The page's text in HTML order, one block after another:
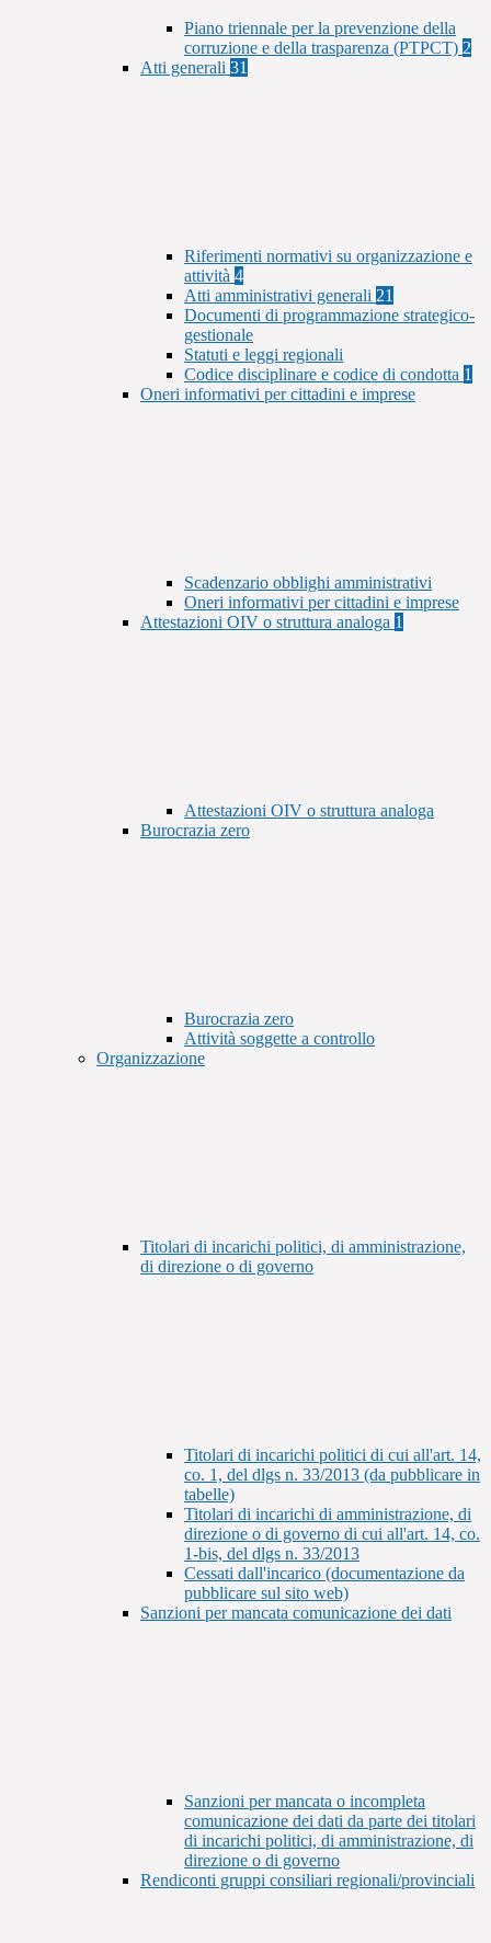
Piano triennale per la prevenzione della
corruzione e della trasparenza (PTPCT) 2
Atti generali 31
Riferimenti normativi su organizzazione e
attività 4
Atti amministrativi generali 21
Documenti di programmazione strategico-
gestionale
Statuti e leggi regionali
Codice disciplinare e codice di condotta 1
Oneri informativi per cittadini e imprese
Scadenzario obblighi amministrativi
Oneri informativi per cittadini e imprese
Attestazioni OIV o struttura analoga 1
Attestazioni OIV o struttura analoga
Burocrazia zero
Burocrazia zero
Attività soggette a controllo
Organizzazione
Titolari di incarichi politici, di amministrazione,
di direzione o di governo
Titolari di incarichi politici di cui all'art. 14,
co. 1, del dlgs n. 33/2013 (da pubblicare in
tabelle)
Titolari di incarichi di amministrazione, di
direzione o di governo di cui all'art. 14, co.
1-bis, del dlgs n. 33/2013
Cessati dall'incarico (documentazione da
pubblicare sul sito web)
Sanzioni per mancata comunicazione dei dati
Sanzioni per mancata o incompleta
comunicazione dei dati da parte dei titolari
di incarichi politici, di amministrazione, di
direzione o di governo
Rendiconti gruppi consiliari regionali/provinciali